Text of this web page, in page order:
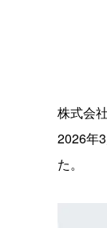
株式会
2026年
た。